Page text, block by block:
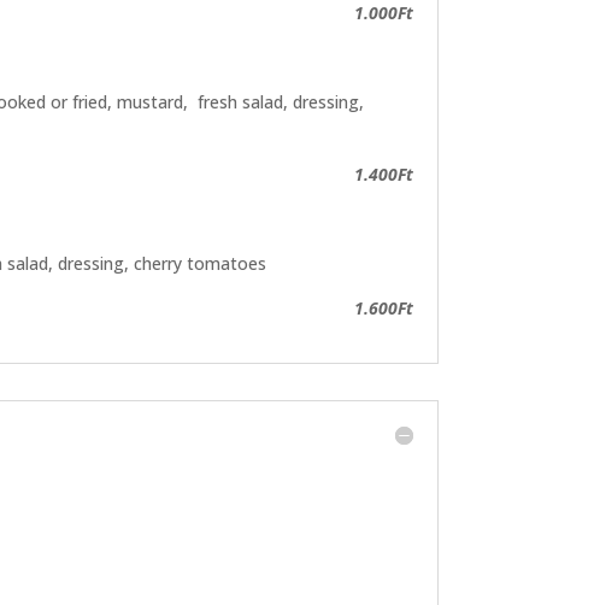
1.000Ft
or fried, mustard, fresh salad, dressing,
1.400Ft
dressing, cherry tomatoes
1.600Ft